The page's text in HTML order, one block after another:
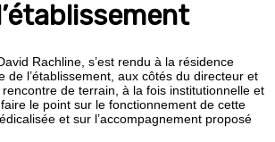
Rachline, s’est rendu à la résidence
de l’établissement, aux côtés du directeur et
de terrain, à la fois institutionnelle et
le point sur le fonctionnement de cette
et sur l’accompagnement proposé